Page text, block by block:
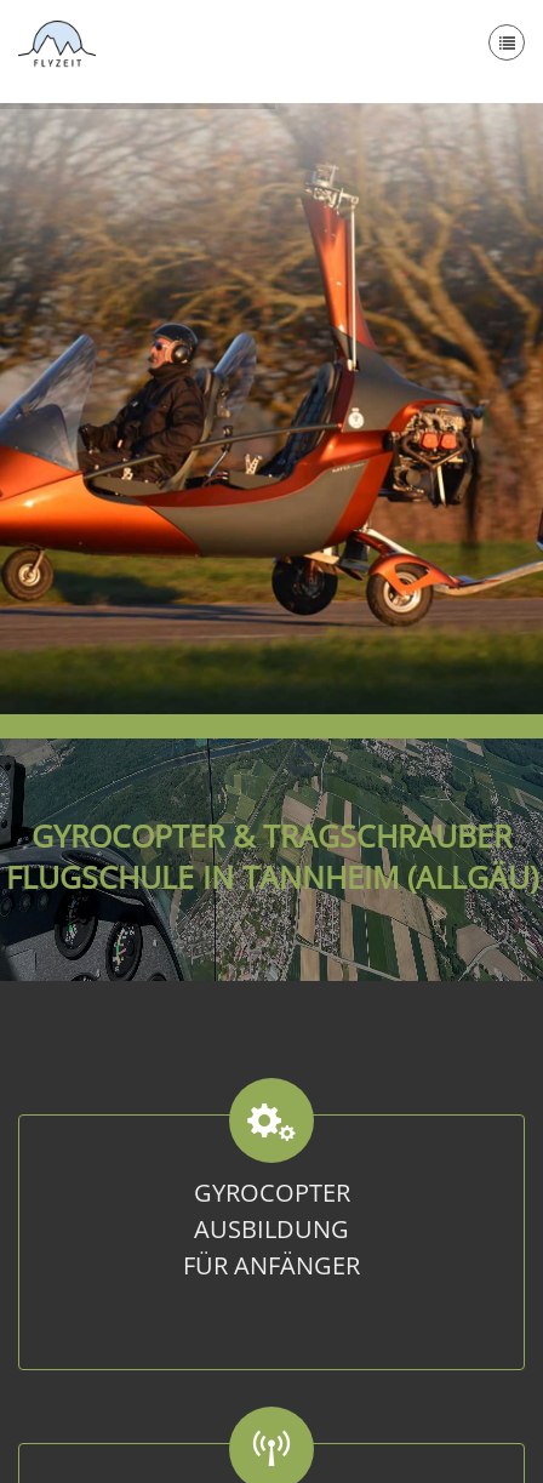
GYROCOPTER & TRAGSCHRAUBER
FLUGSCHULE IN TANNHEIM (ALLGÄU)
GYROCOPTER
AUSBILDUNG
FÜR ANFÄNGER